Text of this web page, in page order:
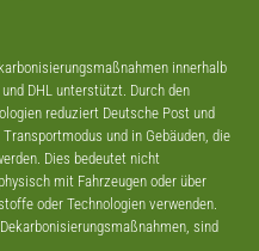
innerhalb
DHL unterstützt. Durch den
reduziert Deutsche Post und
und in Gebäuden, die
Dies bedeutet nicht
mit Fahrzeugen oder über
oder Technologien verwenden.
sind